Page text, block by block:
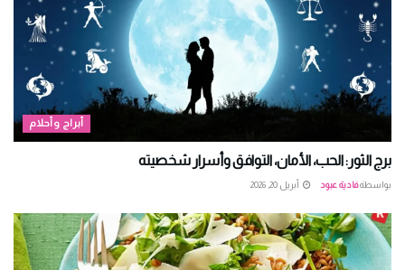
أبراج وأحلام
برج الثور: الحب، الأمان، التوافق وأسرار شخصيته
بواسطةفادية عبود أبريل 20, 2026